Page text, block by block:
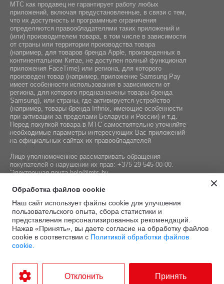
МТС как продавец не гарантирует работу любых
приложений, включая предустановленные, в связи с тем,
что их доступность и программные ограничения
определяются правообладателями таких приложений и
(или) производителем товара, в том числе в зависимости
от страны или территории производства товара
(например, для товаров бренда Apple, произведенных в
континентальном Китае, не доступен полный функционал
приложения FaceTime) или региона, для которого
произведен товар (например, приложение Samsung Pay
имеет особенности использования в зависимости от
региона, для которого предназначены товары бренда
Samsung), или страны, где активируется устройство
(например, товары бренда Infiniх, имеющие особенности
при активации за пределами Беларуси и России) и т.д.
Перед покупкой товара в МТС самостоятельно уточняйте
необходимые параметры интересующих Вас приложений
на официальных сайтах их правообладателей
Лицо уполномоченное рассматривать обращения
покупателей о нарушении их прав: +375 29 545-00-00.
Электронная почтаhelp@mts.by
Номер телефона работников местных исполнительных и
регистрации СООО «Мобильные ТелеСистемы»,
уполномоченных рассматривать обращения покупателей:
+375 17 215-14-65
reCAPTCHA, а также
применяются
конфиденциальности
Google
Условия
Обработка файлов cookie
Наш сайт использует файлы cookie для улучшения
пользовательского опыта, сбора статистики и
представления персонализированных рекомендаций.
Нажав «Принять», вы даете согласие на обработку файлов
cookie в соответствии с Политикой обработки файлов
cookie.
Отклонить Принять